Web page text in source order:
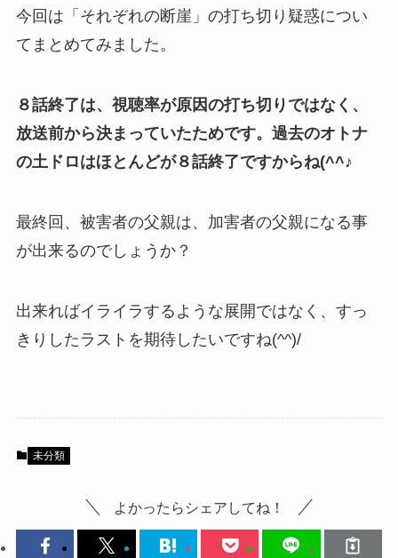
今回は「それぞれの断崖」の打ち切り疑惑につい
てまとめてみました。
８話終了は、視聴率が原因の打ち切りではなく、
放送前から決まっていたためです。過去のオトナ
の土ドロはほとんどが８話終了ですからね(^^♪
最終回、被害者の父親は、加害者の父親になる事
が出来るのでしょうか？
出来ればイライラするような展開ではなく、すっ
きりしたラストを期待したいですね(^^)/
未分類
よかったらシェアしてね！